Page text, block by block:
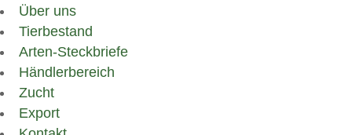
Über uns
Tierbestand
Arten-Steckbriefe
Händlerbereich
Zucht
Export